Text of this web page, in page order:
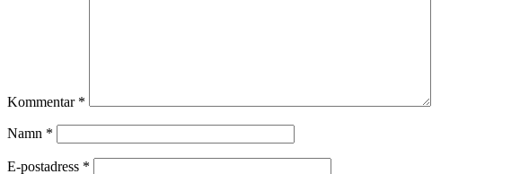
Kommentar *
Namn *
E-postadress *